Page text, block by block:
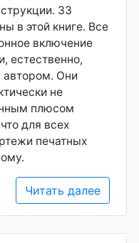
33
в этой книге. Все
включение
естественно,
Они
не
плюсом
для всех
печатных
Читать далее